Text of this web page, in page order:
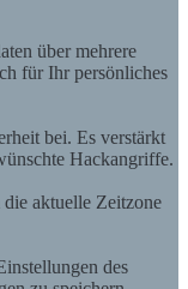
über mehrere
für Ihr persönliches
bei. Es verstärkt
Hackangriffe.
aktuelle Zeitzone
des